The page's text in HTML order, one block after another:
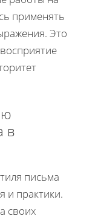
применять
Это
в
письма
и практики.
своих